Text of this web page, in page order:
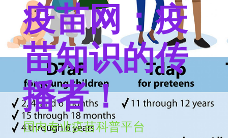
疫苗网：疫
苗知识的传
播者！
国内专业疫苗科普平台